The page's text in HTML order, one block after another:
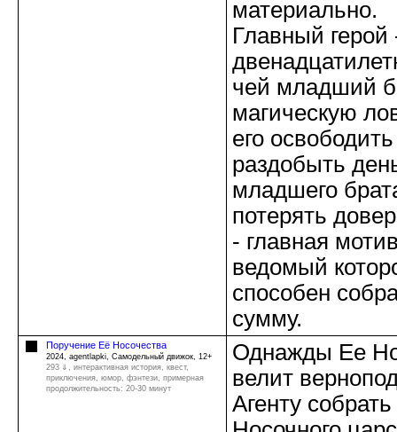
материально.
Главный герой
чей младший
магическую
его
раздобыть
младшего
потерять
- главная
ведомый
способен
сумму.
Поручение Её Носочества
2024, agentlapki, Самодельный движок, 12+
293 ⇓, интерактивная история, квест,
приключения, юмор, фэнтези, примерная
продолжительность: 20-30 минут
Однажды Ее
велит
Агенту